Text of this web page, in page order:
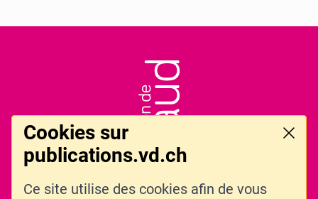
Cookies sur
publications.vd.ch
Ce site utilise des cookies afin de vous